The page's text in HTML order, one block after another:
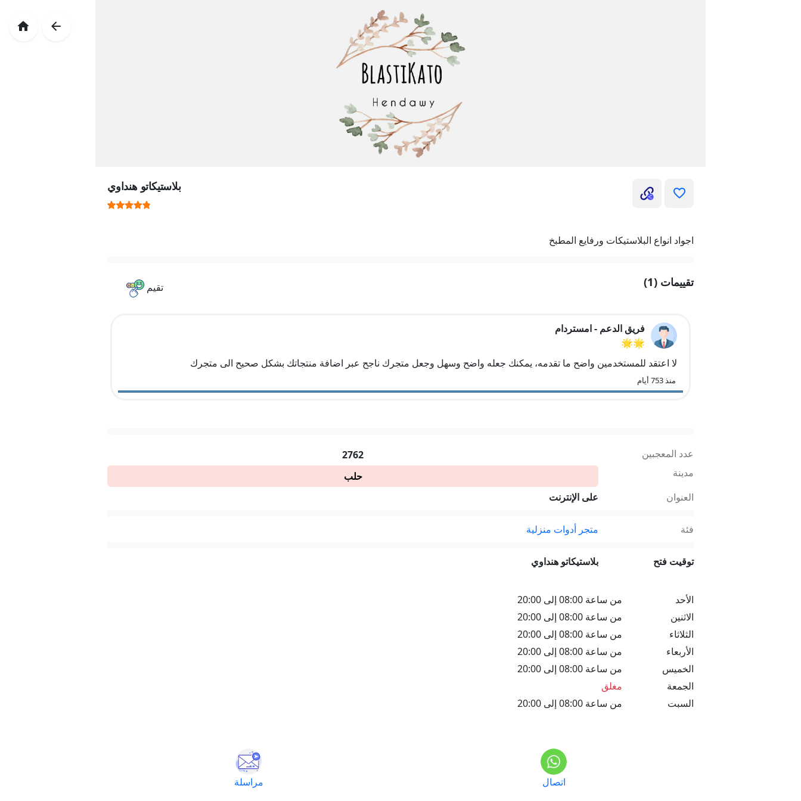
بلاستيكاتو هنداوي
اجواد انواع البلاستيكات ورفايع المطبخ
تقيم تقييمات (1)
فريق الدعم - امستردام
🌟🌟
لا اعتقد للمستخدمين واضح ما تقدمه، يمكنك جعله واضح وسهل وجعل متجرك ناجح عبر اضافة منتجاتك بشكل صحيح الى متجرك
منذ 753 أيام
عدد المعجبين
2762
مدينة
حلب
العنوان
على الإنترنت
فئة متجر أدوات منزلية
توقيت فتح بلاستيكاتو هنداوي
الأحد
من ساعة 08:00 إلى 20:00
الاثنين
من ساعة 08:00 إلى 20:00
الثلاثاء
من ساعة 08:00 إلى 20:00
الأربعاء
من ساعة 08:00 إلى 20:00
الخميس
من ساعة 08:00 إلى 20:00
الجمعة
مغلق
السبت
من ساعة 08:00 إلى 20:00
مراسلة اتصال